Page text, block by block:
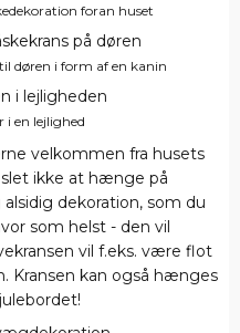
foran huset
døren i form af en kanin
i en lejlighed
velkommen fra husets
ikke at hænge på
dekoration, som du
som helst - den vil
vil f.eks. være flot
Kransen kan også hænges